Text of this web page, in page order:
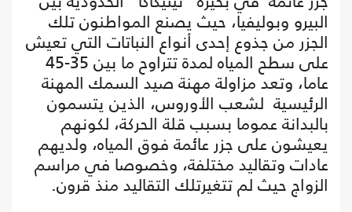
البيرو وبوليفيا، حيث يصنع المواطنون تلك
الجزر من جذوع إحدى أنواع النباتات التي تعيش
على سطح المياه لمدة تتراوح ما بين 35-45
عاما، وتعد مزاولة مهنة صيد السمك المهنة
الرئيسية لشعب الأوروس، الذين يتسمون
بالبدانة عموما بسبب قلة الحركة، لكونهم
يعيشون على جزر عائمة فوق المياه، ولديهم
عادات وتقاليد مختلفة، وخصوصا في مراسم
الزواج حيث لم تتغيرتلك التقاليد منذ قرون.